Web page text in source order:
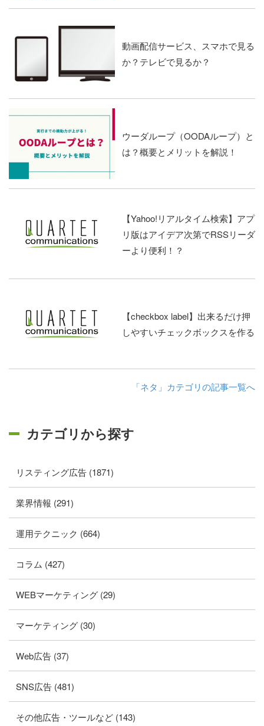
動画配信サービス、スマホで見る
か？テレビで見るか？
ウーダループ（OODAループ）と
は？概要とメリットを解説！
【Yahoo!リアルタイム検索】アプ
リ版はアイデア次第でRSSリーダ
ーより便利！？
【checkbox label】出来るだけ押
しやすいチェックボックスを作る
「ネタ」カテゴリの記事一覧へ
カテゴリから探す
リスティング広告 (1871)
業界情報 (291)
運用テクニック (664)
コラム (427)
WEBマーケティング (29)
マーケティング (30)
Web広告 (37)
SNS広告 (481)
その他広告・ツールなど (143)